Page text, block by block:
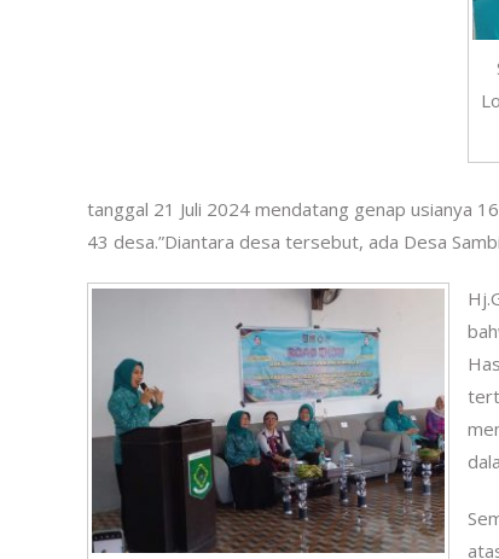
tanggal 21 Juli 2024 mendatang genap usianya
43 desa.”Diantara desa tersebut, ada Desa